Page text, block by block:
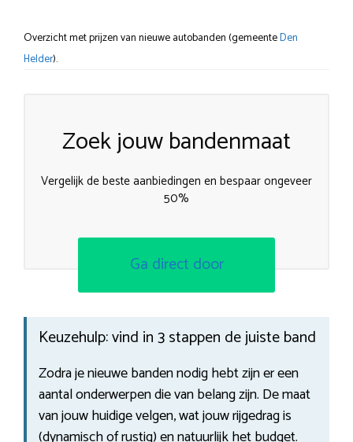
Overzicht met prijzen van nieuwe autobanden (gemeenteDen
Helder).
Zoek jouw bandenmaat
Vergelijk de beste aanbiedingen en bespaar ongeveer
50%
Ga direct door
Keuzehulp: vind in 3 stappen de juiste band
Zodra je nieuwe banden nodig hebt zijn er een
aantal onderwerpen die van belang zijn. De maat
van jouw huidige velgen, wat jouw rijgedrag is
(dynamisch of rustig) en natuurlijk het budget.